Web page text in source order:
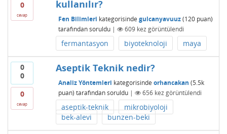
0
cevap
kullanılır?
Fen Bilimleri kategorisinde gulcanyavuuz (120puan)
tarafından soruldu | 609kez görüntülendi
fermantasyon biyoteknoloji maya
0
0
0
cevap
Aseptik Teknik nedir?
Analiz Yöntemleri kategorisinde orhancakan (5.5k
puan) tarafından soruldu | 656kez görüntülendi
aseptik-teknik
mikrobiyoloji
bek-alevi
bunzen-beki